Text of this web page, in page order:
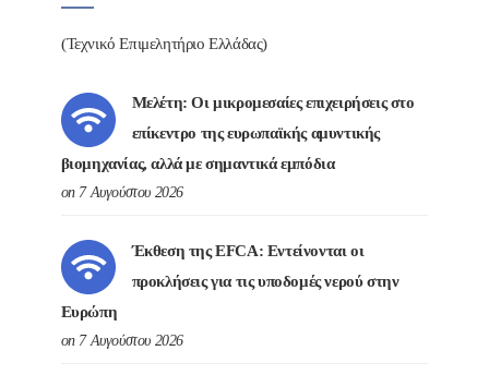
(Τεχνικό Επιμελητήριο Ελλάδας)
Μελέτη: Οι μικρομεσαίες επιχειρήσεις στο
επίκεντρο της ευρωπαϊκής αμυντικής
βιομηχανίας, αλλά με σημαντικά εμπόδια
on 7 Αυγούστου 2026
Έκθεση της EFCA: Εντείνονται οι
προκλήσεις για τις υποδομές νερού στην
Ευρώπη
on 7 Αυγούστου 2026